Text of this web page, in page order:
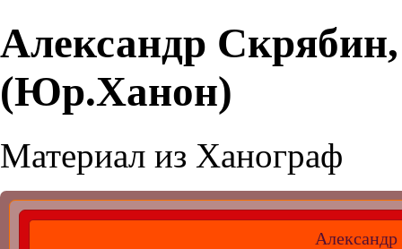
Александр
(Юр.Ханон)
Материал из Ханограф